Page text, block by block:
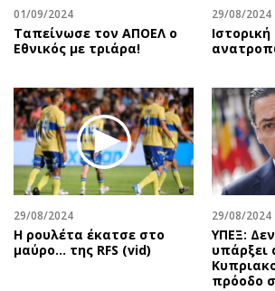
01/09/2024
Ταπείνωσε τον ΑΠΟΕΛ ο
Εθνικός με τριάρα!
29/08/2024
29/08/2024
Η ρουλέτα έκατσε στο
μαύρο… της RFS (vid)
29/08/2024
ΥΠΕΞ:
υπάρξει
πρόοδο